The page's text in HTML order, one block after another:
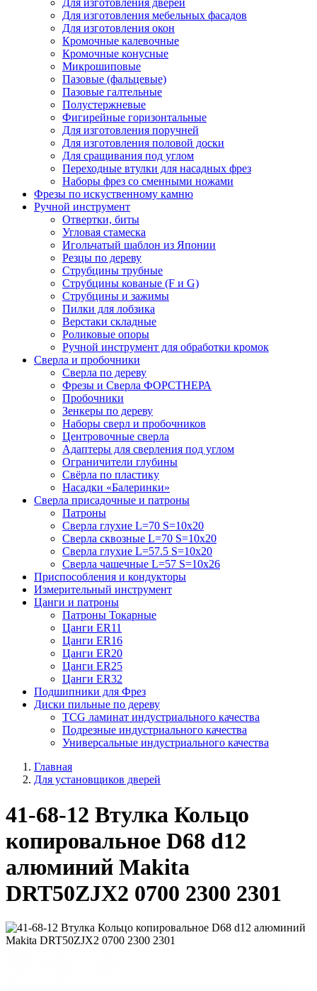
Для изготовления дверей
Для изготовления мебельных фасадов
Для изготовления окон
Кромочные калевочные
Кромочные конусные
Микрошиповые
Пазовые (фальцевые)
Пазовые галтельные
Полустержневые
Фигирейные горизонтальные
Для изготовления поручней
Для изготовления половой доски
Для сращивания под углом
Переходные втулки для насадных фрез
Наборы фрез со сменными ножами
Фрезы по искуственному камню
Ручной инструмент
Отвертки, биты
Угловая стамеска
Игольчатый шаблон из Японии
Резцы по дереву
Струбцины трубные
Струбцины кованые (F и G)
Струбцины и зажимы
Пилки для лобзика
Верстаки складные
Роликовые опоры
Ручной инструмент для обработки кромок
Сверла и пробочники
Сверла по дереву
Фрезы и Сверла ФОРСТНЕРА
Пробочники
Зенкеры по дереву
Наборы сверл и пробочников
Центровочные сверла
Адаптеры для сверления под углом
Ограничители глубины
Свёрла по пластику
Насадки «Балеринки»
Сверла присадочные и патроны
Патроны
Сверла глухие L=70 S=10x20
Сверла сквозные L=70 S=10x20
Сверла глухие L=57.5 S=10x20
Сверла чашечные L=57 S=10x26
Приспособления и кондукторы
Измерительный инструмент
Цанги и патроны
Патроны Токарные
Цанги ER11
Цанги ER16
Цанги ER20
Цанги ER25
Цанги ER32
Подшипники для Фрез
Диски пильные по дереву
TCG ламинат индустриального качества
Подрезные индустриального качества
Универсальные индустриального качества
Главная
Для установщиков дверей
41-68-12 Втулка Кольцо
копировальное D68 d12
алюминий Makita
DRT50ZJX2 0700 2300 2301